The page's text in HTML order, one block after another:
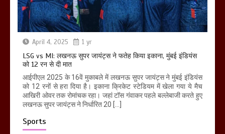
April 4, 2025 1 yr
LSG vs MI: लखनऊ सुपर जायंट्स ने फतेह किया इकाना, मुंबई इंडियंस
को 12 रन से दी मात
आईपीएल 2025 के 16वें मुकाबले में लखनऊ सुपर जायंट्स ने मुंबई इंडियंस
को 12 रनों से हरा दिया है। इकाना क्रिकेट स्टेडियम में खेला गया ये मैच
आखिरी ओवर तक रोमांचक रहा। जहां टॉस गंवाकर पहले बल्लेबाजी करते हुए
लखनऊ सुपर जायंट्स ने निर्धारित 20 […]
Sports